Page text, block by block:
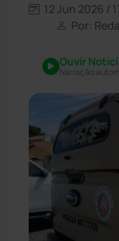
12 Jun 2026 /
Por:
Ouvir
Narração